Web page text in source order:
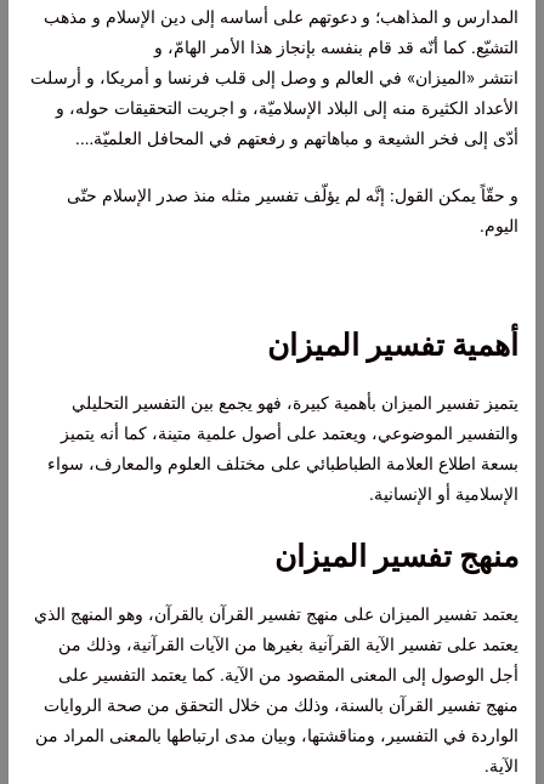
المدارس و المذاهب؛ و دعوتهم على أساسه إلى دين الإسلام و مذهب
التشيّع. كما أنّه قد قام بنفسه بإنجاز هذا الأمر الهامّ، و
انتشر«الميزان» في العالم و وصل إلى قلب فرنسا و أمريكا، و أرسلت
الأعداد الكثيرة منه إلى البلاد الإسلاميّة، و اجريت التحقيقات حوله، و
أدّى إلى فخر الشيعة و مباهاتهم و رفعتهم في المحافل العلميّة….
و حقّاً يمكن القول: إنَّه لم يؤلّف تفسير مثله منذ صدر الإسلام حتّى
اليوم.
أهمية تفسير الميزان
يتميز تفسير الميزان بأهمية كبيرة، فهو يجمع بين التفسير التحليلي
والتفسير الموضوعي، ويعتمد على أصول علمية متينة، كما أنه يتميز
بسعة اطلاع العلامة الطباطبائي على مختلف العلوم والمعارف، سواء
الإسلامية أو الإنسانية.
منهج تفسير الميزان
يعتمد تفسير الميزان على منهج تفسير القرآن بالقرآن، وهو المنهج الذي
يعتمد على تفسير الآية القرآنية بغيرها من الآيات القرآنية، وذلك من
أجل الوصول إلى المعنى المقصود من الآية. كما يعتمد التفسير على
منهج تفسير القرآن بالسنة، وذلك من خلال التحقق من صحة الروايات
الواردة في التفسير، ومناقشتها، وبيان مدى ارتباطها بالمعنى المراد من
الآية.